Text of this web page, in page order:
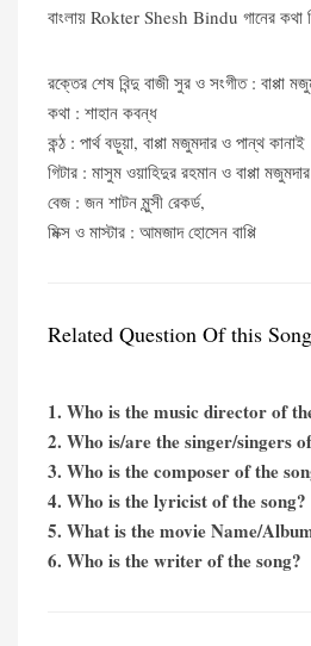
বাংলায় Rokter Shesh Bindu গানের কথা
রক্তের শেষ বিন্দু বাজী সুর ও সংগীত : বাপ্পা
কথা : শাহান কবন্ধ
কন্ঠ : পার্থ বড়ুয়া, বাপ্পা মজুমদার ও পান্থ কানাই
গিটার : মাসুম ওয়াহিদুর রহমান ও বাপ্পা মজুমদার
বেজ : জন শাটন মুন্সী রেকর্ড,
মিক্স ও মাস্টার : আমজাদ হোসেন বাপ্পি
Related Question Of this Song
1. Who is the music director of
2. Who is/are the singer/singers
3. Who is the composer of the
4. Who is the lyricist of the song?
5. What is the movie Name/
6. Who is the writer of the song?